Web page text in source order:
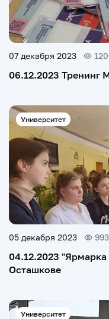
07 декабря 2023
06.12.2023 Тренинг
Университет
05 декабря 2023 993
04.12.2023
Осташкове
Университет